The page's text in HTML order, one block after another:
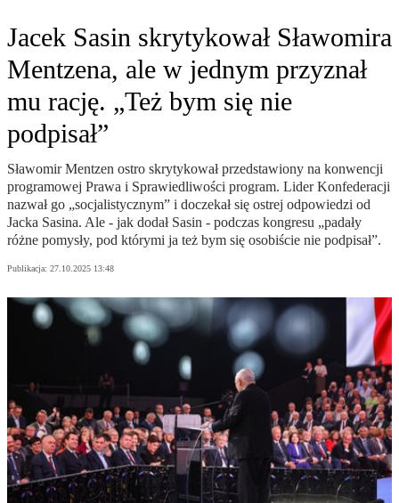
Jacek Sasin skrytykował Sławomira
Mentzena, ale w jednym przyznał
mu rację. „Też bym się nie
podpisał”
Sławomir Mentzen ostro skrytykował przedstawiony na konwencji
programowej Prawa i Sprawiedliwości program. Lider Konfederacji
nazwał go „socjalistycznym” i doczekał się ostrej odpowiedzi od
Jacka Sasina. Ale - jak dodał Sasin - podczas kongresu „padały
różne pomysły, pod którymi ja też bym się osobiście nie podpisał”.
Publikacja: 27.10.2025 13:48